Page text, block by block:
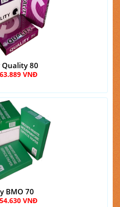
Quality 80
63.889 VNĐ
BMO 70
54.630 VNĐ